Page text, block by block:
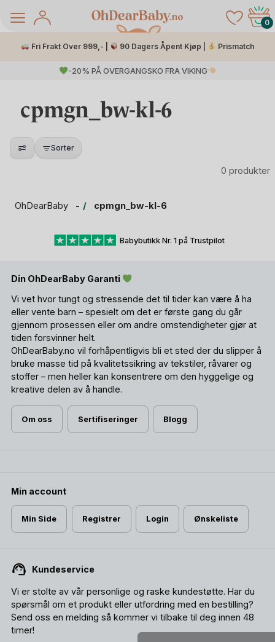
0
Fri Frakt Over 999,- | 90 Dagers Åpent Kjøp | Prismatch
-20% PÅ OVERGANGSKO FRA VIKING
Salg
cpmgn_bw-kl-6
Sorter
0 produkter
OhDearBaby cpmgn_bw-kl-6
Babybutikk Nr. 1 på Trustpilot
Din OhDearBaby Garanti
Vi vet hvor tungt og stressende det til tider kan være å ha
eller vente barn – spesielt om det er første gang du går
gjennom prosessen eller om andre omstendigheter gjør at
tiden forsvinner helt.
OhDearBaby.no vil forhåpentligvis bli et sted der du slipper å
bruke masse tid på kvalitetssikring av tekstiler, råvarer og
stoffer – men heller kan konsentrere om den hyggelige og
kreative delen av å handle.
Om oss Sertifiseringer Blogg
Min account
Min Side Registrer Login Ønskeliste
Kundeservice
Vi er stolte av vår personlige og raske kundestøtte. Har du
spørsmål om et produkt eller utfordring med en bestilling?
Send oss ​​en melding så kommer vi tilbake til deg innen 48
timer!